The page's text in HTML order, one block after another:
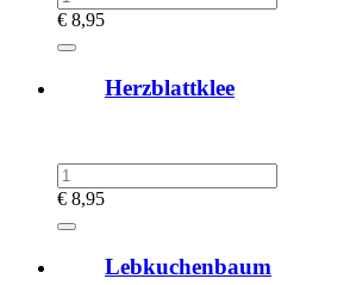
€ 8,95
Herzblattklee
€ 8,95
Lebkuchenbaum